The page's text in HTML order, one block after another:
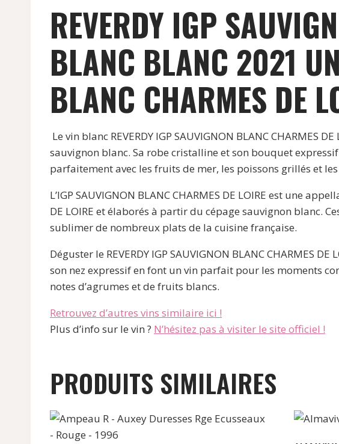
REVERDY IGP
BLANC BLANC 2021
BLANC CHARMES DE
Le vin blanc REVERDY IGP SAUVIGNON BLANC CHARMES
sauvignon blanc. Sa robe cristalline et son bouquet
parfaitement avec les fruits de mer, les poissons grillés et
L’IGP SAUVIGNON BLANC CHARMES DE LOIRE est une
DE LOIRE et élaborés à partir du cépage sauvignon blanc.
sublimer de nombreux plats de la cuisine française.
Déguster le REVERDY IGP SAUVIGNON BLANC CHARMES
son nez expressif en font un vin parfait pour les moments
notes d’agrumes et de fruits blancs.
Retrouvez d’autres vins similaire ici !
Plus d’info sur le vin ? N’hésitez pas à visiter le site officiel !
PRODUITS SIMILAIRES